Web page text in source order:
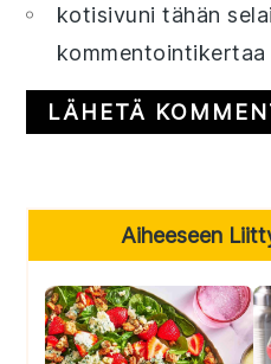
kotisivuni tähän
kommentointikertaa
Primary
Sidebar
Aiheeseen